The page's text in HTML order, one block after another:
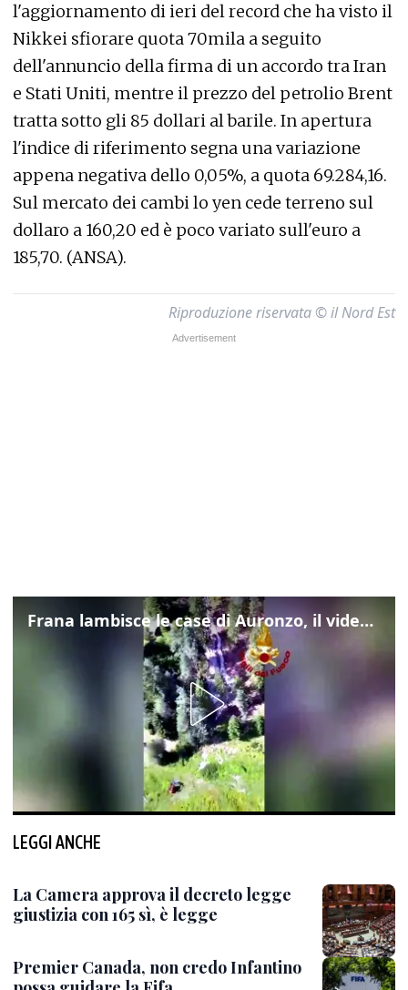
l'aggiornamento di ieri del record che ha visto il
Nikkei sfiorare quota 70mila a seguito
dell'annuncio della firma di un accordo tra Iran
e Stati Uniti, mentre il prezzo del petrolio Brent
tratta sotto gli 85 dollari al barile. In apertura
l'indice di riferimento segna una variazione
appena negativa dello 0,05%, a quota 69.284,16.
Sul mercato dei cambi lo yen cede terreno sul
dollaro a 160,20 ed è poco variato sull'euro a
185,70. (ANSA).
Riproduzione riservata © il Nord Est
Frana lambisce le case di Auronzo, il video dall'elicottero dei vigili del fuoco
LEGGI ANCHE
La Camera approva il decreto legge
giustizia con 165 sì, è legge
Premier Canada, non credo Infantino